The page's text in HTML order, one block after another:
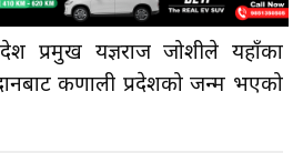
प्रमुख यज्ञराज जोशीले यहाँका
कर्णाली प्रदेशको जन्म भएको